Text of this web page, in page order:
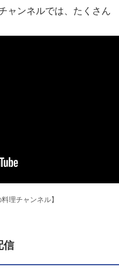
ャンネルでは、たくさん
信